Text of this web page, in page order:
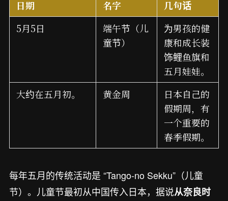
日期 名字
几句话
5月5日
端午节（儿
童节）
为男孩的健
康和成长装
饰鲤鱼旗和
五月娃娃。
大约在五月初。
黄金周
日本自己的
假期周，有
一个重要的
春季假期。
每年五月的传统活动是 “Tango-no Sekku”（儿童
节）。儿童节最初从中国传入日本，据说从奈良时